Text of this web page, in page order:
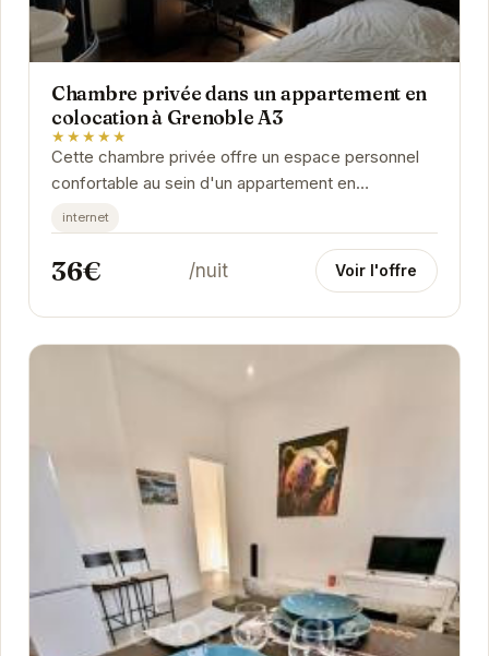
Chambre privée dans un appartement en
colocation à Grenoble A3
★★★★★
Cette chambre privée offre un espace personnel
confortable au sein d'un appartement en
colocation. Idéalement située à Grenoble, elle
permet de...
internet
36€ /nuit Voir l'offre